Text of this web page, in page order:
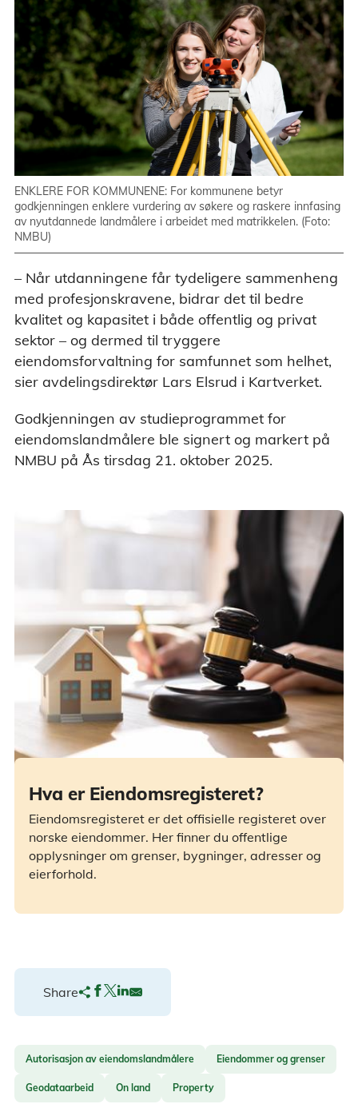
ENKLERE FOR KOMMUNENE: For kommunene betyr
godkjenningen enklere vurdering av søkere og raskere innfasing
av nyutdannede landmålere i arbeidet med matrikkelen. (Foto:
NMBU)
– Når utdanningene får tydeligere sammenheng
med profesjonskravene, bidrar det til bedre
kvalitet og kapasitet i både offentlig og privat
sektor – og dermed til tryggere
eiendomsforvaltning for samfunnet som helhet,
sier avdelingsdirektør Lars Elsrud i Kartverket.
Godkjenningen av studieprogrammet for
eiendomslandmålere ble signert og markert på
NMBU på Ås tirsdag 21. oktober 2025.
Hva er Eiendomsregisteret?
Eiendomsregisteret er det offisielle registeret over
norske eiendommer. Her finner du offentlige
opplysninger om grenser, bygninger, adresser og
eierforhold.
Share
Autorisasjon av eiendomslandmålere Eiendommer og grenser
Geodataarbeid On land Property